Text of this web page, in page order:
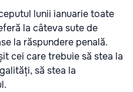
lunii ianuarie toate
la câteva sute de
la răspundere penală.
cei care trebuie să stea la
să stea la